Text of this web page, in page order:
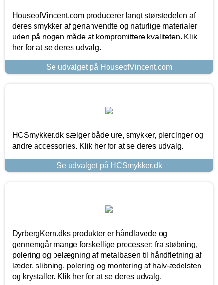
HouseofVincent.com producerer langt størstedelen af
deres smykker af genanvendte og naturlige materialer
uden på nogen måde at kompromittere kvaliteten. Klik
her for at se deres udvalg.
Se udvalget på HouseofVincent.com
HCSmykker.dk sælger både ure, smykker, piercinger og
andre accessories. Klik her for at se deres udvalg.
Se udvalget på HCSmykker.dk
DyrbergKern.dks produkter er håndlavede og
gennemgår mange forskellige processer: fra støbning,
polering og belægning af metalbasen til håndfletning af
læder, slibning, polering og montering af halv-ædelsten
og krystaller. Klik her for at se deres udvalg.